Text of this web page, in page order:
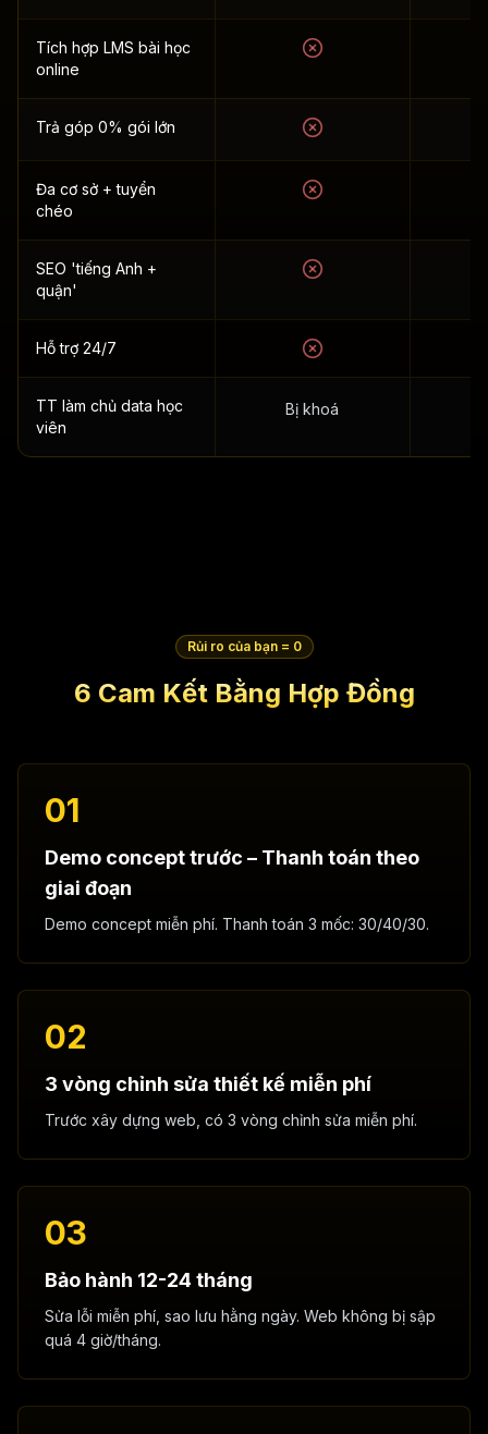
Tích hợp LMS bài học
online
Trả góp 0% gói lớn
Đa cơ sở + tuyển
chéo
SEO 'tiếng Anh +
quận'
Hỗ trợ 24/7
TT làm chủ data học
viên
Bị khoá
Rủi ro của bạn = 0
6 Cam Kết Bằng Hợp Đồng
01
Demo concept trước – Thanh toán theo
giai đoạn
Demo concept miễn phí. Thanh toán 3 mốc: 30/40/30.
02
3 vòng chỉnh sửa thiết kế miễn phí
Trước xây dựng web, có 3 vòng chỉnh sửa miễn phí.
03
Bảo hành 12-24 tháng
Sửa lỗi miễn phí, sao lưu hằng ngày. Web không bị sập
quá 4 giờ/tháng.